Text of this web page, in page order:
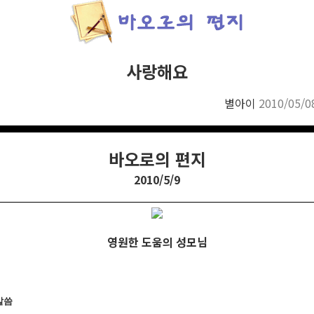
사랑해요
별아이 2010/05/
바오로의 편지
2010/5/9
영원한 도움의 성모님
씀